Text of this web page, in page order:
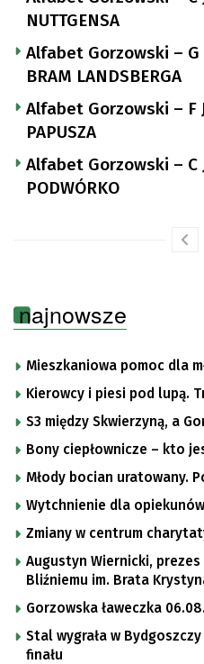
NUTTGENSA
Alfabet Gorzowski – G
BRAM LANDSBERGA
Alfabet Gorzowski – F
PAPUSZA
Alfabet Gorzowski – C
PODWÓRKO
najnowsze
Mieszkaniowa pomoc dla
Kierowcy i piesi pod lupą.
S3 między Skwierzyną, a
Bony ciepłownicze – kto
Młody bocian uratowany.
Wytchnienie dla opiekunów
Zmiany w centrum
Augustyn Wiernicki,
Bliźniemu im. Brata
Gorzowska ławeczka
Stal wygrała w
finału